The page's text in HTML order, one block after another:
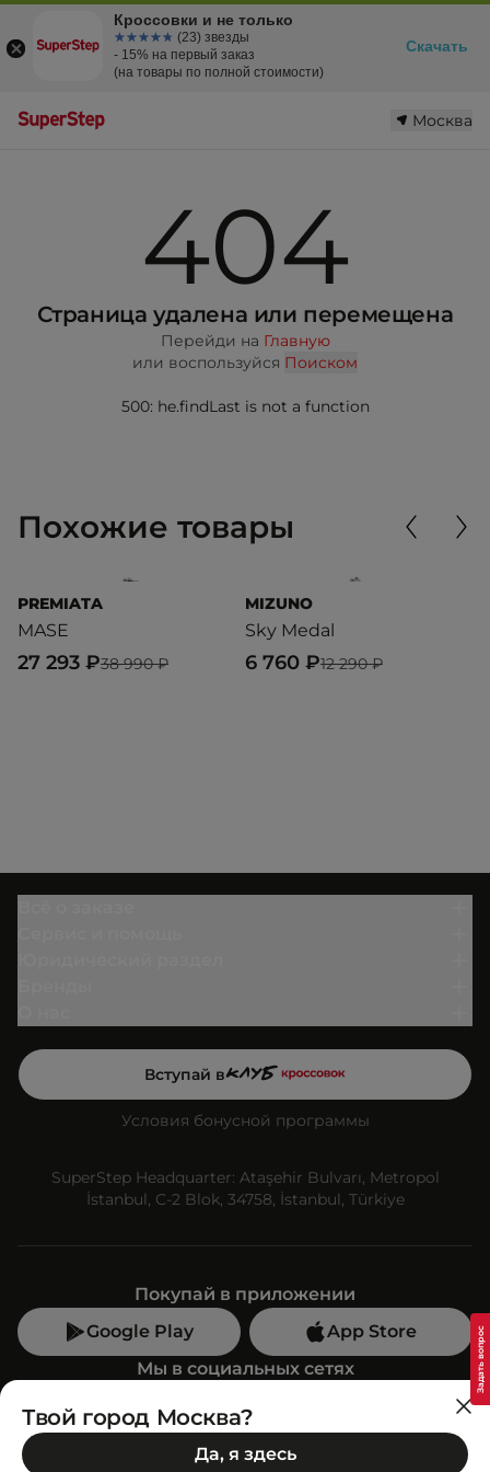
Москва
404
Страница удалена или перемещена
Перейди на Главную
или воспользуйся Поиском
500: he.findLast is not a function
Похожие товары
PREMIATA
MASE
38 990 ₽
27 293 ₽
MIZUNO
Sky Medal
12 290 ₽
6 760 ₽
Вступай в
Условия бонусной программы
SuperStep Headquarter: Ataşehir Bulvarı, Metropol
İstanbul, C-2 Blok, 34758, İstanbul, Türkiye
Покупай в приложении
Google Play
App Store
Мы в социальных сетях
Позвони нам
+7 (499) 350-55-33
Твой город Москва?
Да, я здесь
Кроссовки и не только
☆☆☆☆☆
★★★★★ (23) звезды
- 15% на первый заказ
(на товары по полной стоимости)
Скачать